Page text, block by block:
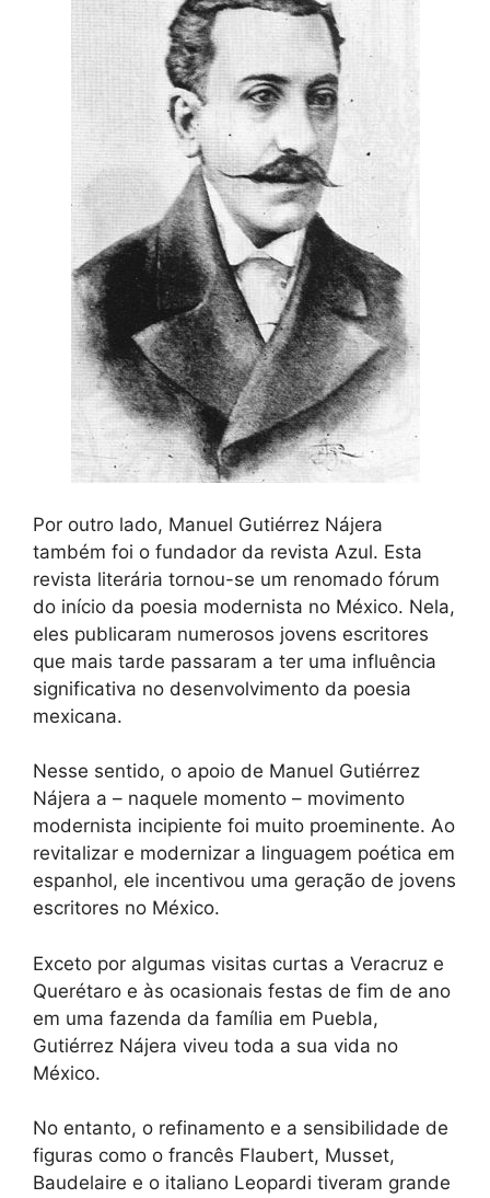
Por outro lado, Manuel Gutiérrez Nájera
também foi o fundador da revista Azul. Esta
revista literária tornou-se um renomado fórum
do início da poesia modernista no México. Nela,
eles publicaram numerosos jovens escritores
que mais tarde passaram a ter uma influência
significativa no desenvolvimento da poesia
mexicana.
Nesse sentido, o apoio de Manuel Gutiérrez
Nájera a – naquele momento – movimento
modernista incipiente foi muito proeminente. Ao
revitalizar e modernizar a linguagem poética em
espanhol, ele incentivou uma geração de jovens
escritores no México.
Exceto por algumas visitas curtas a Veracruz e
Querétaro e às ocasionais festas de fim de ano
em uma fazenda da família em Puebla,
Gutiérrez Nájera viveu toda a sua vida no
México.
No entanto, o refinamento e a sensibilidade de
figuras como o francês Flaubert, Musset,
Baudelaire e o italiano Leopardi tiveram grande